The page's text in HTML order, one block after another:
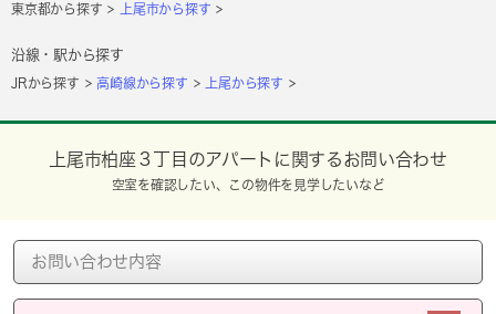
東京都から探す 上尾市から探す
沿線・駅から探す
JRから探す 高崎線から探す 上尾から探す
上尾市柏座３丁目のアパートに関するお問い合わせ
空室を確認したい、この物件を見学したいなど